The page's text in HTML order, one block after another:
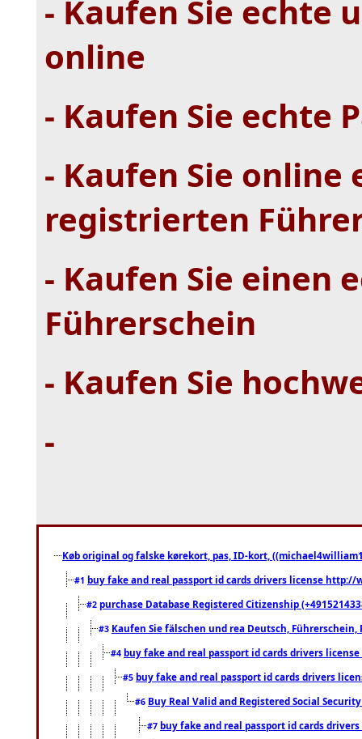
- Kaufen Sie echte
online
- Kaufen Sie echte
- Kaufen Sie online
registrierten
- Kaufen Sie einen
Führerschein
- Kaufen Sie
-
Køb original og falske kørekort, pas, ID-kort,
#1 buy fake and real passport id cards drivers license
#2 purchase Database Registered Citizenship
#3 Kaufen Sie fälschen und rea Deutsch,
#4 buy fake and real passport id cards drivers
#5 buy fake and real passport id cards drivers
#6 Buy Real Valid and Registered Social
#7 buy fake and real passport id cards